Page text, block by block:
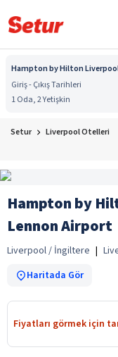
Hampton by Hilton
Giriş - Çıkış Tarihleri
1 Oda, 2 Yetişkin
Setur Liverpool Otelleri
Hampton by
Lennon Airport
Liverpool / İngiltere |
Haritada Gör
Fiyatları görmek için